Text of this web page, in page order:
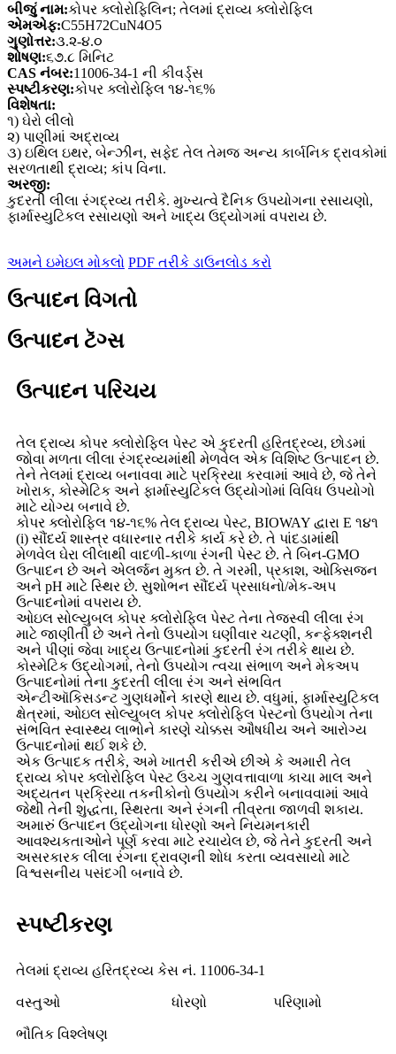
બીજું નામ:કોપર ક્લોરોફિલિન; તેલમાં દ્રાવ્ય ક્લોરોફિલ
એમએફ:C55H72CuN4O5
ગુણોત્તર:૩.૨-૪.૦
શોષણ:૬૭.૮ મિનિટ
CAS નંબર:11006-34-1 ની કીવર્ડ્સ
સ્પષ્ટીકરણ:કોપર ક્લોરોફિલ ૧૪-૧૬%
વિશેષતા:
૧) ઘેરો લીલો
૨) પાણીમાં અદ્રાવ્ય
૩) ઇથિલ ઇથર, બેન્ઝીન, સફેદ તેલ તેમજ અન્ય કાર્બનિક દ્રાવકોમાં
સરળતાથી દ્રાવ્ય; કાંપ વિના.
અરજી:
કુદરતી લીલા રંગદ્રવ્ય તરીકે. મુખ્યત્વે દૈનિક ઉપયોગના રસાયણો,
ફાર્માસ્યુટિકલ રસાયણો અને ખાદ્ય ઉદ્યોગમાં વપરાય છે.
અમને ઇમેઇલ મોકલો PDF તરીકે ડાઉનલોડ કરો
ઉત્પાદન વિગતો
ઉત્પાદન ટૅગ્સ
ઉત્પાદન પરિચય
તેલ દ્રાવ્ય કોપર ક્લોરોફિલ પેસ્ટ એ કુદરતી હરિતદ્રવ્ય, છોડમાં
જોવા મળતા લીલા રંગદ્રવ્યમાંથી મેળવેલ એક વિશિષ્ટ ઉત્પાદન છે.
તેને તેલમાં દ્રાવ્ય બનાવવા માટે પ્રક્રિયા કરવામાં આવે છે, જે તેને
ખોરાક, કોસ્મેટિક અને ફાર્માસ્યુટિકલ ઉદ્યોગોમાં વિવિધ ઉપયોગો
માટે યોગ્ય બનાવે છે.
કોપર ક્લોરોફિલ ૧૪-૧૬% તેલ દ્રાવ્ય પેસ્ટ, BIOWAY દ્વારા E ૧૪૧
(i) સૌંદર્ય શાસ્ત્ર વધારનાર તરીકે કાર્ય કરે છે. તે પાંદડામાંથી
મેળવેલ ઘેરા લીલાથી વાદળી-કાળા રંગની પેસ્ટ છે. તે બિન-GMO
ઉત્પાદન છે અને એલર્જન મુક્ત છે. તે ગરમી, પ્રકાશ, ઓક્સિજન
અને pH માટે સ્થિર છે. સુશોભન સૌંદર્ય પ્રસાધનો/મેક-અપ
ઉત્પાદનોમાં વપરાય છે.
ઓઇલ સોલ્યુબલ કોપર ક્લોરોફિલ પેસ્ટ તેના તેજસ્વી લીલા રંગ
માટે જાણીતી છે અને તેનો ઉપયોગ ઘણીવાર ચટણી, કન્ફેક્શનરી
અને પીણાં જેવા ખાદ્ય ઉત્પાદનોમાં કુદરતી રંગ તરીકે થાય છે.
કોસ્મેટિક ઉદ્યોગમાં, તેનો ઉપયોગ ત્વચા સંભાળ અને મેકઅપ
ઉત્પાદનોમાં તેના કુદરતી લીલા રંગ અને સંભવિત
એન્ટીઑકિસડન્ટ ગુણધર્મોને કારણે થાય છે. વધુમાં, ફાર્માસ્યુટિકલ
ક્ષેત્રમાં, ઓઇલ સોલ્યુબલ કોપર ક્લોરોફિલ પેસ્ટનો ઉપયોગ તેના
સંભવિત સ્વાસ્થ્ય લાભોને કારણે ચોક્કસ ઔષધીય અને આરોગ્ય
ઉત્પાદનોમાં થઈ શકે છે.
એક ઉત્પાદક તરીકે, અમે ખાતરી કરીએ છીએ કે અમારી તેલ
દ્રાવ્ય કોપર ક્લોરોફિલ પેસ્ટ ઉચ્ચ ગુણવત્તાવાળા કાચા માલ અને
અદ્યતન પ્રક્રિયા તકનીકોનો ઉપયોગ કરીને બનાવવામાં આવે
જેથી તેની શુદ્ધતા, સ્થિરતા અને રંગની તીવ્રતા જાળવી શકાય.
અમારું ઉત્પાદન ઉદ્યોગના ધોરણો અને નિયમનકારી
આવશ્યકતાઓને પૂર્ણ કરવા માટે રચાયેલ છે, જે તેને કુદરતી અને
અસરકારક લીલા રંગના દ્રાવણની શોધ કરતા વ્યવસાયો માટે
વિશ્વસનીય પસંદગી બનાવે છે.
સ્પષ્ટીકરણ
તેલમાં દ્રાવ્ય હરિતદ્રવ્ય કેસ નં. 11006-34-1
વસ્તુઓ ધોરણો પરિણામો
ભૌતિક વિશ્લેષણ